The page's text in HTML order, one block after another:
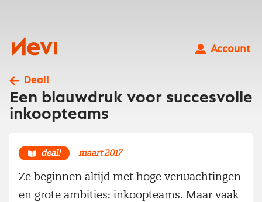
Nevi
Account
Deal!
Een blauwdruk voor succesvolle
inkoopteams
deal! maart 2017
Ze beginnen altijd met hoge verwachtingen
en grote ambities: inkoopteams. Maar vaak